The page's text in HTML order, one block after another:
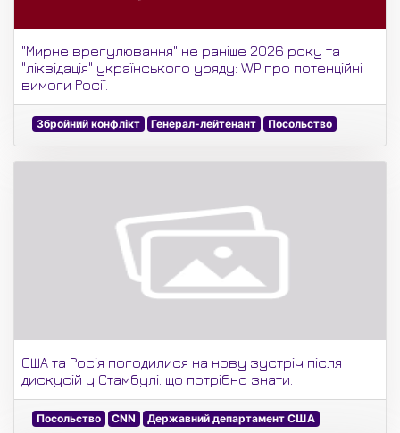
"Мирне врегулювання" не раніше 2026 року та
"ліквідація" українського уряду: WP про потенційні
вимоги Росії.
Збройний конфлікт Генерал-лейтенант Посольство
США та Росія погодилися на нову зустріч після
дискусій у Стамбулі: що потрібно знати.
Посольство CNN Державний департамент США